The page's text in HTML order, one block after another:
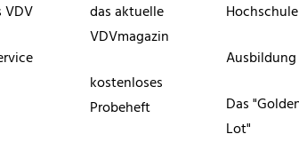
VDV
das aktuelle
VDVmagazin
kostenloses
Probeheft
Ausbildung
Das
Lot"